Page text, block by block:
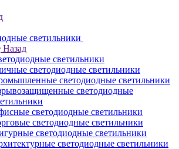
светильники
Назад
светильники
светодиодные светильники
светодиодные светильники
светодиодные
светодиодные светильники
светодиодные светильники
светодиодные светильники
светодиодные светильники